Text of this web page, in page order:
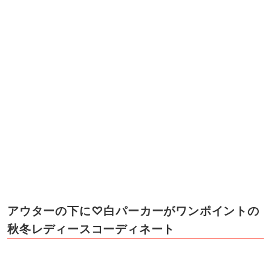
アウターの下に♡白パーカーがワンポイントの
秋冬レディースコーディネート